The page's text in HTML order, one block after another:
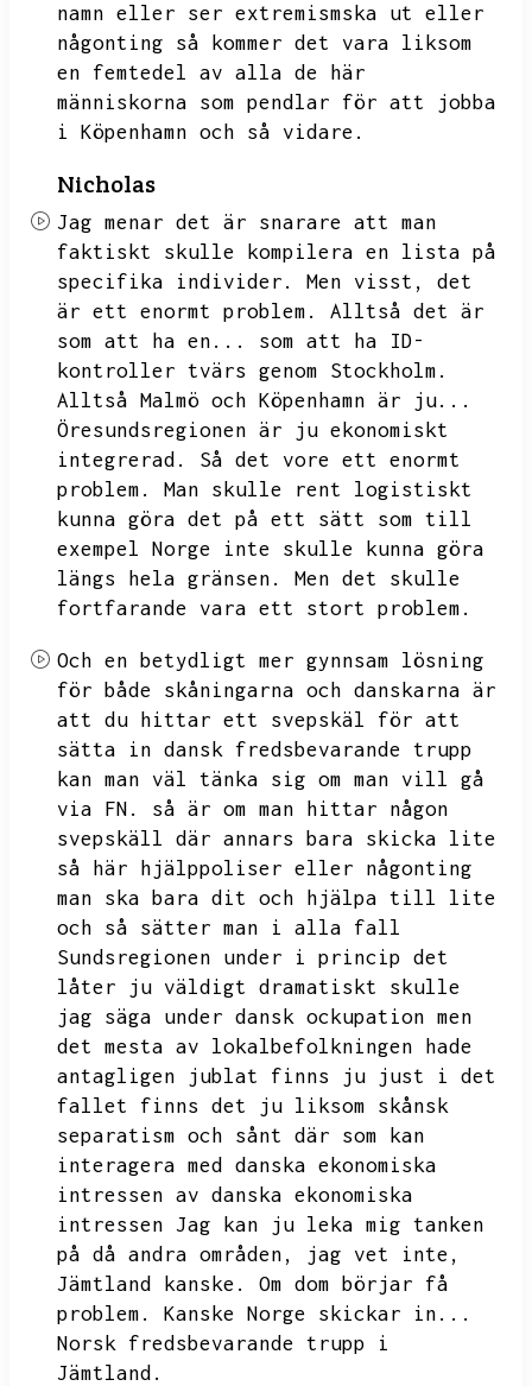
namn eller ser extremismska ut eller
någonting så kommer det vara liksom
en femtedel av alla de här
människorna som pendlar för att jobba
i Köpenhamn och så vidare.
Nicholas
Jag menar det är snarare att man
faktiskt skulle kompilera en lista på
specifika individer.
Men visst,
det
är ett enormt problem.
Alltså det är
som att ha en...
som att ha ID-
kontroller tvärs genom Stockholm.
Alltså Malmö och Köpenhamn är ju...
Öresundsregionen är ju ekonomiskt
integrerad.
Så det vore ett enormt
problem.
Man skulle rent logistiskt
kunna göra det på ett sätt som till
exempel Norge inte skulle kunna göra
längs hela gränsen.
Men det skulle
fortfarande vara ett stort problem.
Och en betydligt mer gynnsam lösning
för både skåningarna och danskarna är
att du hittar ett svepskäl för att
sätta in dansk fredsbevarande trupp
kan man väl tänka sig om man vill gå
via FN.
så är om man hittar någon
svepskäll där annars bara skicka lite
så här hjälppoliser eller någonting
man ska bara dit och hjälpa till lite
och så sätter man i alla fall
Sundsregionen under i princip det
låter ju väldigt dramatiskt skulle
jag säga under dansk ockupation men
det mesta av lokalbefolkningen hade
antagligen jublat finns ju just i det
fallet finns det ju liksom skånsk
separatism och sånt där som kan
interagera med danska ekonomiska
intressen av danska ekonomiska
intressen Jag kan ju leka mig tanken
på då andra områden,
jag vet inte,
Jämtland kanske.
Om dom börjar få
problem.
Kanske Norge skickar in...
Norsk fredsbevarande trupp i
Jämtland.